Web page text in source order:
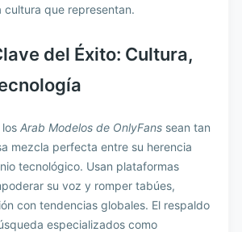
cultura que representan.
del Éxito: Cultura,
Arab Modelos de OnlyFans sean tan
mezcla perfecta entre su herencia
tecnológico. Usan plataformas
su voz y romper tabúes,
con tendencias globales. El respaldo
especializados como